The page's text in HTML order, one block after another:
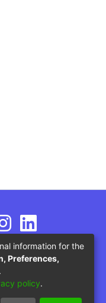
information for the
Preferences,
.
policy.